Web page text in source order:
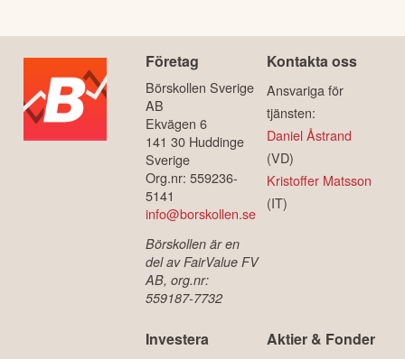
Företag
Börskollen Sverige
AB
Ekvägen 6
141 30 Huddinge
Sverige
Org.nr: 559236-
5141
info@borskollen.se
Börskollen är en
del av FairValue FV
AB, org.nr:
559187-7732
Kontakta oss
Ansvariga för
tjänsten:
Daniel Åstrand
(VD)
Kristoffer Matsson
(IT)
Investera Aktier & Fonder